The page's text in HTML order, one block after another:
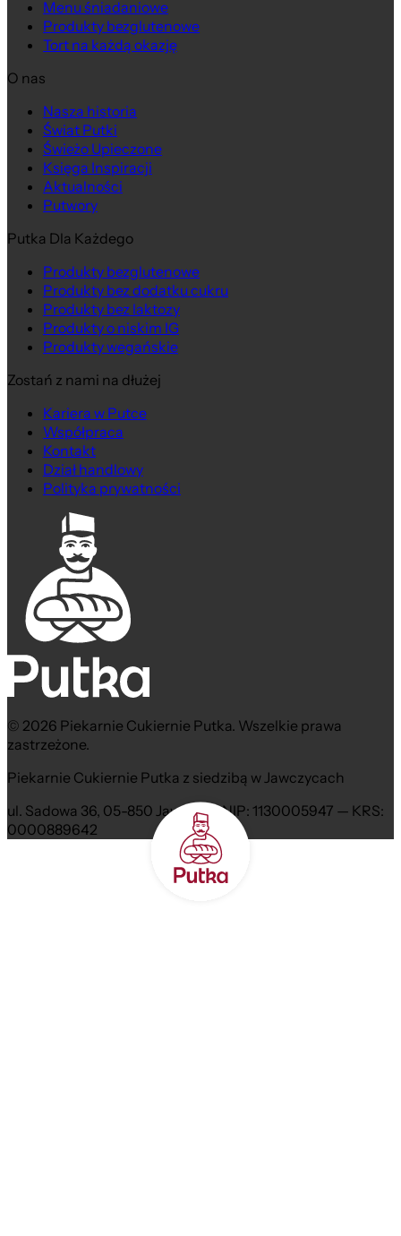
Menu śniadaniowe
Produkty bezglutenowe
Tort na każdą okazję
O nas
Nasza historia
Świat Putki
Świeżo Upieczone
Księga Inspiracji
Aktualności
Putwory
Putka Dla Każdego
Produkty bezglutenowe
Produkty bez dodatku cukru
Produkty bez laktozy
Produkty o niskim IG
Produkty wegańskie
Zostań z nami na dłużej
Kariera w Putce
Współpraca
Kontakt
Dział handlowy
Polityka prywatności
© 2026 Piekarnie Cukiernie Putka. Wszelkie prawa
zastrzeżone.
Piekarnie Cukiernie Putka z siedzibą w Jawczycach
ul. Sadowa 36, 05-850 Jawczyce NIP: 1130005947 — KRS:
0000889642